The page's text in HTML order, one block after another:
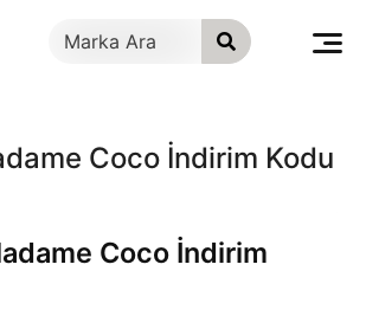
Coco İndirim Kodu
Coco İndirim